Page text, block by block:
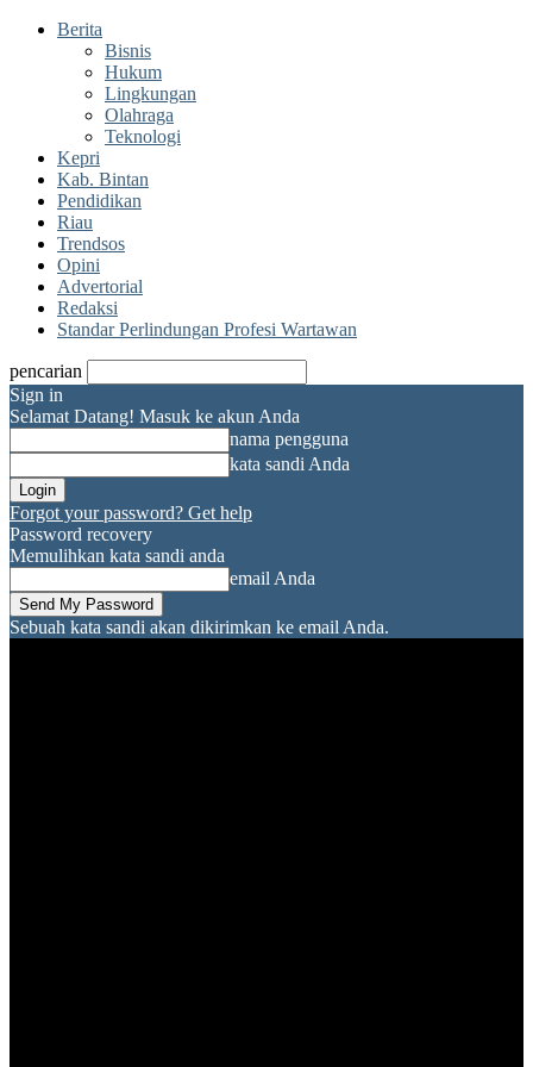
Berita
Bisnis
Hukum
Lingkungan
Olahraga
Teknologi
Kepri
Kab. Bintan
Pendidikan
Riau
Trendsos
Opini
Advertorial
Redaksi
Standar Perlindungan Profesi Wartawan
pencarian
Sign in
Selamat Datang! Masuk ke akun Anda
nama pengguna
kata sandi Anda
Forgot your password? Get help
Password recovery
Memulihkan kata sandi anda
email Anda
Sebuah kata sandi akan dikirimkan ke email Anda.